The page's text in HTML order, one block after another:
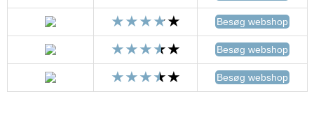
Besøg webshop
Besøg webshop
Besøg webshop